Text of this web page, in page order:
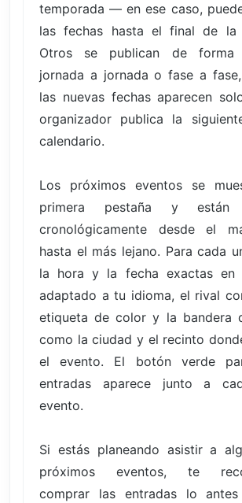
temporada — en ese caso,
las fechas hasta el final de la
Otros se publican de forma
jornada a jornada o fase a
las nuevas fechas aparecen
organizador publica la
calendario.
Los próximos eventos se
primera pestaña y están
cronológicamente desde el
hasta el más lejano. Para cada
la hora y la fecha exactas en
adaptado a tu idioma, el rival
etiqueta de color y la bandera
como la ciudad y el recinto
el evento. El botón verde
entradas aparece junto a
evento.
Si estás planeando asistir a
próximos eventos, te
comprar las entradas lo